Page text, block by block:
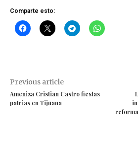
Comparte esto:
Previous article
Ameniza Cristian Castro fiestas
patrias en Tijuana